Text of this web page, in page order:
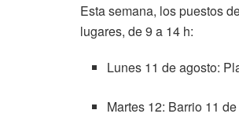
Esta semana, los puestos
lugares, de 9 a 14 h:
Lunes 11 de agosto:
Martes 12: Barrio 11